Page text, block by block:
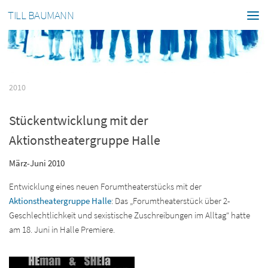
TILL BAUMANN
2010
Stückentwicklung mit der
Aktionstheatergruppe Halle
März-Juni 2010
Entwicklung eines neuen Forumtheaterstücks mit der
Aktionstheatergruppe Halle: Das „Forumtheaterstück über 2-
Geschlechtlichkeit und sexistische Zuschreibungen im Alltag“ hatte
am 18. Juni in Halle Premiere.